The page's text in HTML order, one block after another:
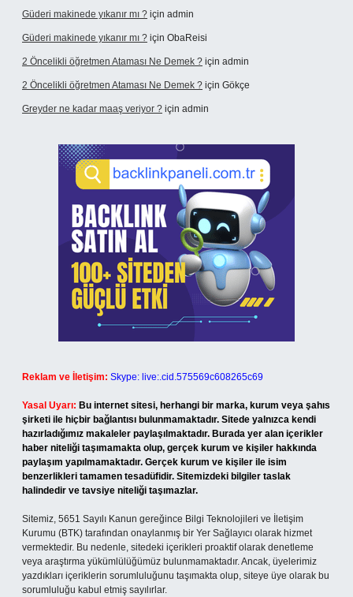
Güderi makinede yıkanır mı ? için admin
Güderi makinede yıkanır mı ? için ObaReisi
2 Öncelikli öğretmen Ataması Ne Demek ? için admin
2 Öncelikli öğretmen Ataması Ne Demek ? için Gökçe
Greyder ne kadar maaş veriyor ? için admin
Reklam ve İletişim: Skype: live:.cid.575569c608265c69
Yasal Uyarı: Bu internet sitesi, herhangi bir marka, kurum veya şahıs
şirketi ile hiçbir bağlantısı bulunmamaktadır. Sitede yalnızca kendi
hazırladığımız makaleler paylaşılmaktadır. Burada yer alan içerikler
haber niteliği taşımamakta olup, gerçek kurum ve kişiler hakkında
paylaşım yapılmamaktadır. Gerçek kurum ve kişiler ile isim
benzerlikleri tamamen tesadüfidir. Sitemizdeki bilgiler taslak
halindedir ve tavsiye niteliği taşımazlar.
Sitemiz, 5651 Sayılı Kanun gereğince Bilgi Teknolojileri ve İletişim
Kurumu (BTK) tarafından onaylanmış bir Yer Sağlayıcı olarak hizmet
vermektedir. Bu nedenle, sitedeki içerikleri proaktif olarak denetleme
veya araştırma yükümlülüğümüz bulunmamaktadır. Ancak, üyelerimiz
yazdıkları içeriklerin sorumluluğunu taşımakta olup, siteye üye olarak bu
sorumluluğu kabul etmiş sayılırlar.